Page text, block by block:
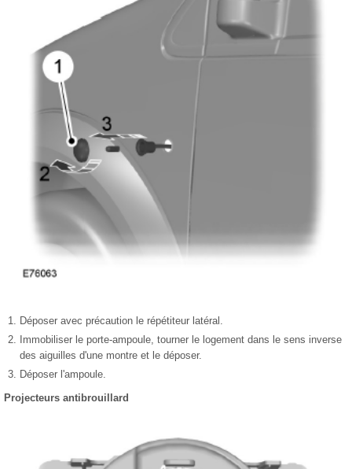
Déposer avec précaution le répétiteur latéral.
Immobiliser le porte-ampoule, tourner le logement dans le sens inverse
des aiguilles d'une montre et le déposer.
Déposer l'ampoule.
Projecteurs antibrouillard